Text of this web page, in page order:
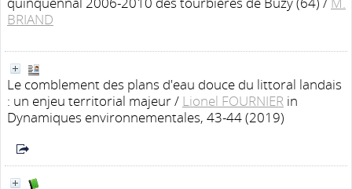
BRIAND
Le comblement des plans d'eau douce du littoral landais
: un enjeu territorial majeur/ Lionel FOURNIER in
Dynamiques environnementales, 43-44 (2019)